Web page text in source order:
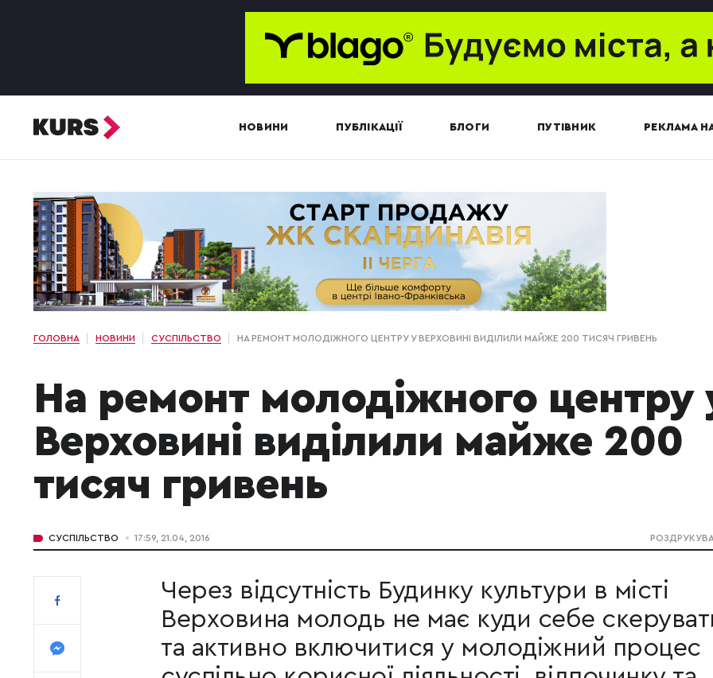
НОВИНИ ПУБЛІКАЦІЇ БЛОГИ ПУТІВНИК РЕКЛАМА
ГОЛОВНА НОВИНИ СУСПІЛЬСТВО НА РЕМОНТ МОЛОДІЖНОГО ЦЕНТРУ У ВЕРХОВИНІ ВИДІЛИЛИ МАЙЖЕ 200 ТИСЯЧ ГРИВЕНЬ
На ремонт молодіжного центру
Верховині виділили майже 200
тисяч гривень
СУСПІЛЬСТВО 17:59, 21.04, 2016
Через відсутність Будинку культури в місті
Верховина молодь не має куди себе
та активно включитися у молодіжний процес